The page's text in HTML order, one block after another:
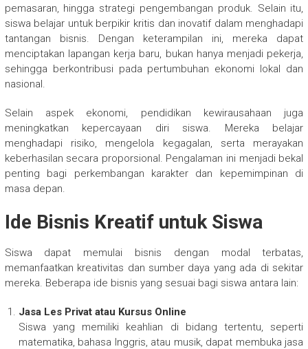
pemasaran, hingga strategi pengembangan produk. Selain itu,
siswa belajar untuk berpikir kritis dan inovatif dalam menghadapi
tantangan bisnis. Dengan keterampilan ini, mereka dapat
menciptakan lapangan kerja baru, bukan hanya menjadi pekerja,
sehingga berkontribusi pada pertumbuhan ekonomi lokal dan
nasional.
Selain aspek ekonomi, pendidikan kewirausahaan juga
meningkatkan kepercayaan diri siswa. Mereka belajar
menghadapi risiko, mengelola kegagalan, serta merayakan
keberhasilan secara proporsional. Pengalaman ini menjadi bekal
penting bagi perkembangan karakter dan kepemimpinan di
masa depan.
Ide Bisnis Kreatif untuk Siswa
Siswa dapat memulai bisnis dengan modal terbatas,
memanfaatkan kreativitas dan sumber daya yang ada di sekitar
mereka. Beberapa ide bisnis yang sesuai bagi siswa antara lain:
Jasa Les Privat atau Kursus Online
Siswa yang memiliki keahlian di bidang tertentu, seperti
matematika, bahasa Inggris, atau musik, dapat membuka jasa